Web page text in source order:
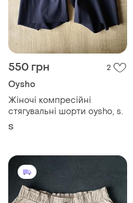
550 грн 2
Oysho
Жіночі компресійні
стягувальні шорти oysho, s.
S